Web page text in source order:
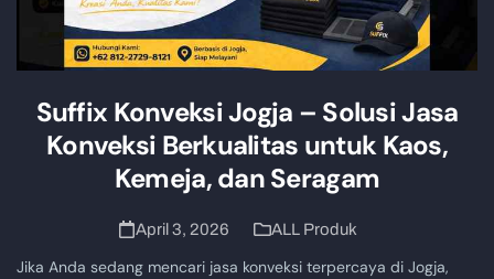
Suffix Konveksi Jogja – Solusi Jasa
Konveksi Berkualitas untuk Kaos,
Kemeja, dan Seragam
April 3, 2026 ALL Produk
Jika Anda sedang mencari jasa konveksi terpercaya di Jogja,